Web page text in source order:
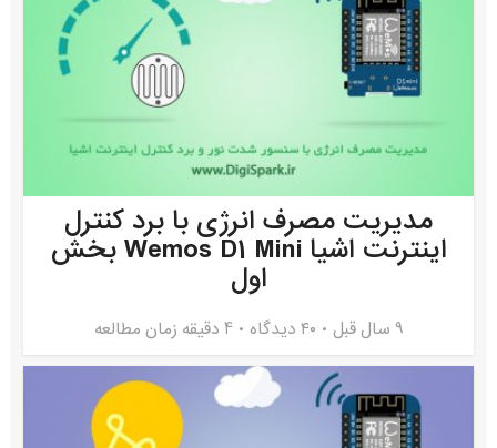
مدیریت مصرف انرژی با برد کنترل
اینترنت اشیا Wemos D1 Mini بخش
اول
9 سال قبل ۴۰ دیدگاه 4 دقیقه زمان مطالعه